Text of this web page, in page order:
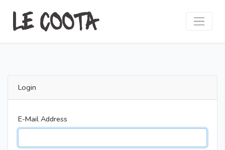
LE COOTA
Login
E-Mail Address